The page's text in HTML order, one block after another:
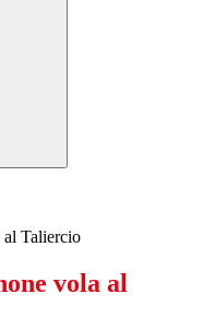
al Taliercio
vola al